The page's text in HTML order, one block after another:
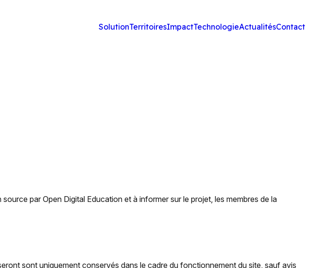
SolutionTerritoiresImpactTechnologieActualitésContact
par Open Digital Education et à informer sur le projet, les membres de la
sont uniquement conservés dans le cadre du fonctionnement du site, sauf avis